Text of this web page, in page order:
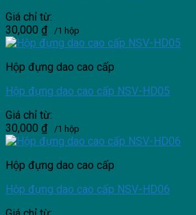
Giá chỉ từ:
30,000 ₫ /1 hộp
Hộp đựng dao cao cấp
Hộp đựng dao cao cấp NSV-HD05
Giá chỉ từ:
30,000 ₫ /1 hộp
Hộp đựng dao cao cấp
Hộp đựng dao cao cấp NSV-HD06